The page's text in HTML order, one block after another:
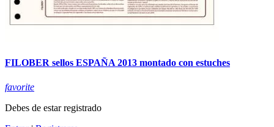
FILOBER sellos ESPAÑA 2013 montado con estuches
favorite
Debes de estar registrado